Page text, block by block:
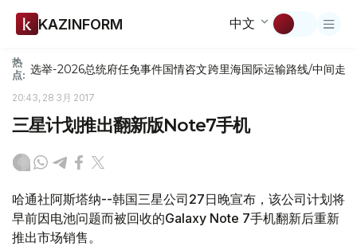
KAZINFORM 中文
热
点: 选举-2026总统府任免事件国情咨文跨里海国际运输路线/中间走廊
20:43, 28 3月 2017
三星计划推出翻新版Note7手机
哈通社阿斯塔纳--韩国三星公司27日晚宣布，该公司计划将
早前因电池问题而被回收的Galaxy Note 7手机翻新后重新
推出市场销售。